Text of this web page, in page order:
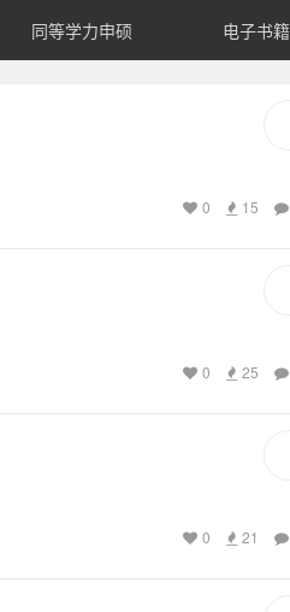
同等学力申硕 电子书籍
0 15
0 25
0 21